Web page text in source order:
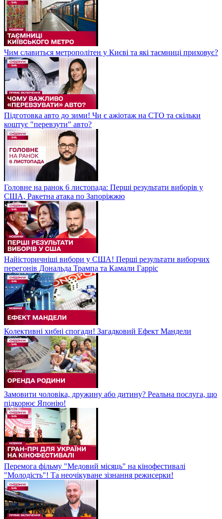
Чим славиться метрополітен у Києві та які таємниці приховує?
Підготовка авто до зими! Чи є ажіотаж на СТО та скільки
коштує "перевзути" авто?
Головне на ранок 6 листопада: Перші результати виборів у
США, Ракетна атака по Запоріжжю
Найісторичніші вибори у США! Перші результати виборчих
перегонів Дональда Трампа та Камали Гарріс
Колективні хибні спогади! Загадковий Ефект Мандели
Замовити чоловіка, дружину або дитину? Реальна послуга, що
підкорює Японію!
Перемога фільму "Медовий місяць" на кінофестивалі
"Молодість"! Та неочікуване зізнання режисерки!